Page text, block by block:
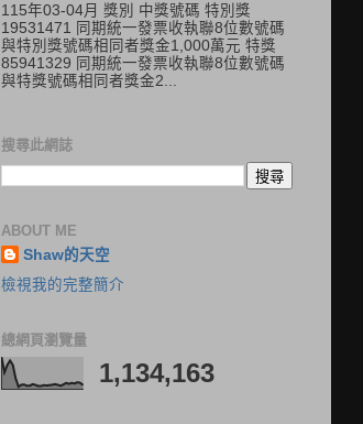
115年03-04月 獎別 中獎號碼 特別獎
19531471 同期統一發票收執聯8位數號碼
與特別獎號碼相同者獎金1,000萬元 特獎
85941329 同期統一發票收執聯8位數號碼
與特獎號碼相同者獎金2...
搜尋此網誌
ABOUT ME
Shaw的天空
檢視我的完整簡介
總網頁瀏覽量
1,134,163